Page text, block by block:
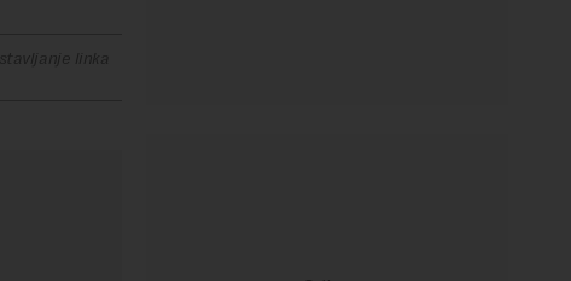
linka